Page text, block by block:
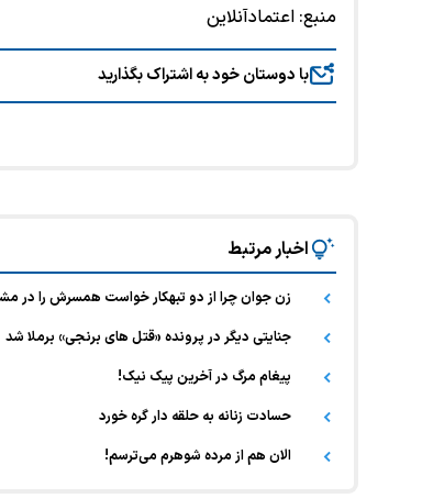
منبع: اعتمادآنلاین
با دوستان خود به اشتراک بگذارید
اخبار مرتبط
زن جوان چرا از دو تبهکار خواست همسرش را در
جنایتی دیگر در پرونده «قتل های برنجی» برملا شد
پیغام مرگ در آخرین پیک نیک!
حسادت زنانه به حلقه دار گره خورد
الان هم از مرده شوهرم می‌ترسم!